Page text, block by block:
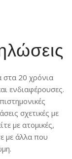
στα 20 χρόνια
ενδιαφέρουσες.
σχετικές με
με ατομικές,
με άλλα που